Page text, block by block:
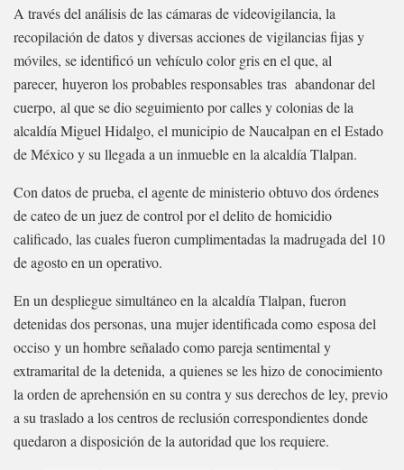
A través del análisis de las cámaras de videovigilancia, la
recopilación de datos y diversas acciones de vigilancias fijas y
móviles, se identificó un vehículo color gris en el que, al
parecer, huyeron los probables responsables tras abandonar del
cuerpo, al que se dio seguimiento por calles y colonias de la
alcaldía Miguel Hidalgo, el municipio de Naucalpan en el Estado
de México y su llegada a un inmueble en la alcaldía Tlalpan.
Con datos de prueba, el agente de ministerio obtuvo dos órdenes
de cateo de un juez de control por el delito de homicidio
calificado, las cuales fueron cumplimentadas la madrugada del 10
de agosto en un operativo.
En un despliegue simultáneo en la alcaldía Tlalpan, fueron
detenidas dos personas, una mujer identificada como esposa del
occiso y un hombre señalado como pareja sentimental y
extramarital de la detenida, a quienes se les hizo de conocimiento
la orden de aprehensión en su contra y sus derechos de ley, previo
a su traslado a los centros de reclusión correspondientes donde
quedaron a disposición de la autoridad que los requiere.